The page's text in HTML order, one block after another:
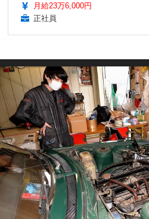
月給23万6,000円
正社員